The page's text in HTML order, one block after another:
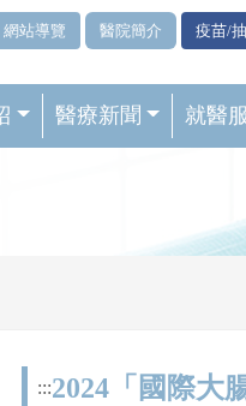
網站導覽 醫院簡介 疫苗/
醫療新聞 就醫
:::2024「國際大